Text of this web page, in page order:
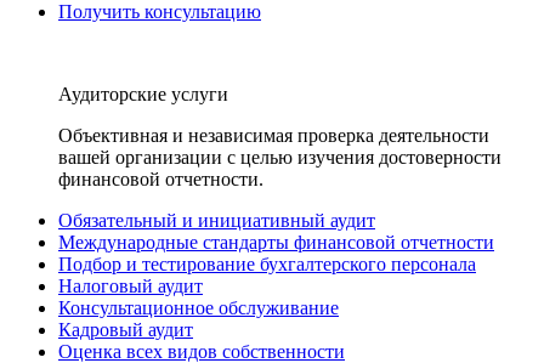
Получить консультацию
Аудиторские услуги
Объективная и независимая проверка деятельности
вашей организации с целью изучения достоверности
финансовой отчетности.
Обязательный и инициативный аудит
Международные стандарты финансовой отчетности
Подбор и тестирование бухгалтерского персонала
Налоговый аудит
Консультационное обслуживание
Кадровый аудит
Оценка всех видов собственности